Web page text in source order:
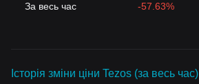
За весь час -57.63%
Історія зміни ціни Tezos (за весь час)